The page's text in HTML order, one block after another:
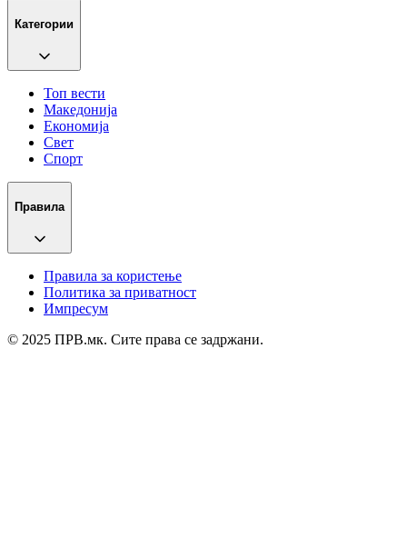
Категории
Топ вести
Македонија
Економија
Свет
Спорт
Правила
Правила за користење
Политика за приватност
Импресум
© 2025 ПРВ.мк. Сите права се задржани.